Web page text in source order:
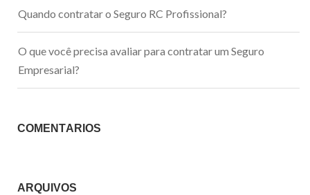
Quando contratar o Seguro RC Profissional?
O que você precisa avaliar para contratar um Seguro
Empresarial?
COMENTÁRIOS
ARQUIVOS